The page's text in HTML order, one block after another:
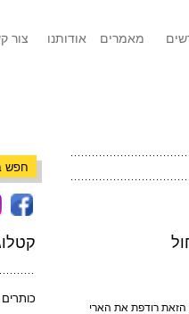
צור אודותנו מאמרים
כותרים
רודפת את הארי